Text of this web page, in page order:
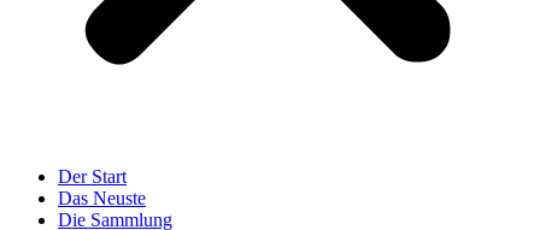
Der Start
Das Neuste
Die Sammlung